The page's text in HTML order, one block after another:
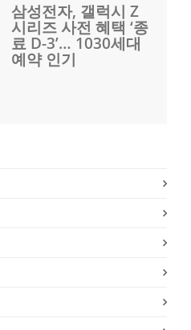
삼성전자, 갤럭시 Z
시리즈 사전 혜택 ‘종
료 D-3’… 1030세대
예약 인기